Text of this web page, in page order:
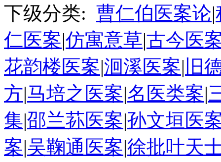
下级分类: 曹仁伯医案论|
仁医案|仿寓意草|古今医
花韵楼医案|洄溪医案| 旧
方|马培之医案|名医类案|
集|邵兰荪医案|孙文垣医
案|吴鞠通医案|徐批叶天